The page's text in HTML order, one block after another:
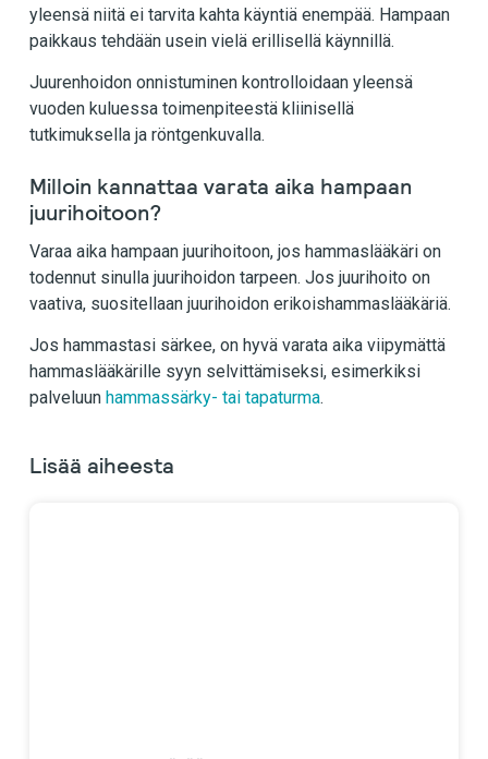
yleensä niitä ei tarvita kahta käyntiä enempää. Hampaan
paikkaus tehdään usein vielä erillisellä käynnillä.
Juurenhoidon onnistuminen kontrolloidaan yleensä
vuoden kuluessa toimenpiteestä kliinisellä
tutkimuksella ja röntgenkuvalla.
Milloin kannattaa varata aika hampaan
juurihoitoon?
Varaa aika hampaan juurihoitoon, jos hammaslääkäri on
todennut sinulla juurihoidon tarpeen. Jos juurihoito on
vaativa, suositellaan juurihoidon erikoishammaslääkäriä.
Jos hammastasi särkee, on hyvä varata aika viipymättä
hammaslääkärille syyn selvittämiseksi, esimerkiksi
palveluun hammassärky- tai tapaturma.
Lisää aiheesta